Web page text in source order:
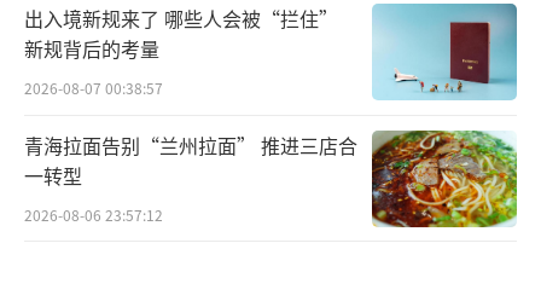
出入境新规来了 哪些人会被“拦住”
新规背后的考量
2026-08-07 00:38:57
青海拉面告别“兰州拉面” 推进三店合
一转型
2026-08-06 23:57:12